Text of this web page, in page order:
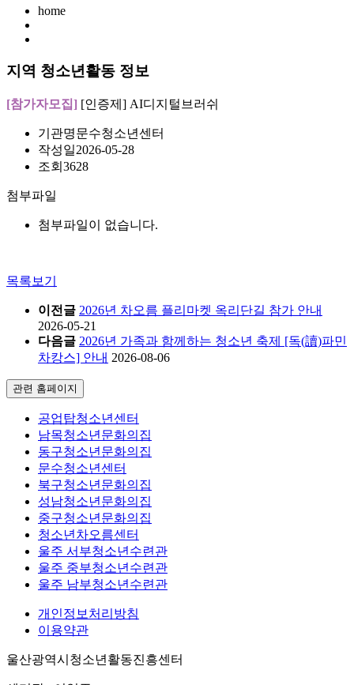
home
지역 청소년활동 정보
[참가자모집] [인증제] AI디지털브러쉬
기관명문수청소년센터
작성일2026-05-28
조회 3628
첨부파일
첨부파일이 없습니다.
목록보기
이전글 2026년 차오름 플리마켓 옥리단길 참가 안내
2026-05-21
다음글 2026년 가족과 함께하는 청소년 축제 [독(讀)파민
차캉스] 안내 2026-08-06
관련 홈페이지
공업탑청소년센터
남목청소년문화의집
동구청소년문화의집
문수청소년센터
북구청소년문화의집
성남청소년문화의집
중구청소년문화의집
청소년차오름센터
울주 서부청소년수련관
울주 중부청소년수련관
울주 남부청소년수련관
개인정보처리방침
이용약관
울산광역시청소년활동진흥센터